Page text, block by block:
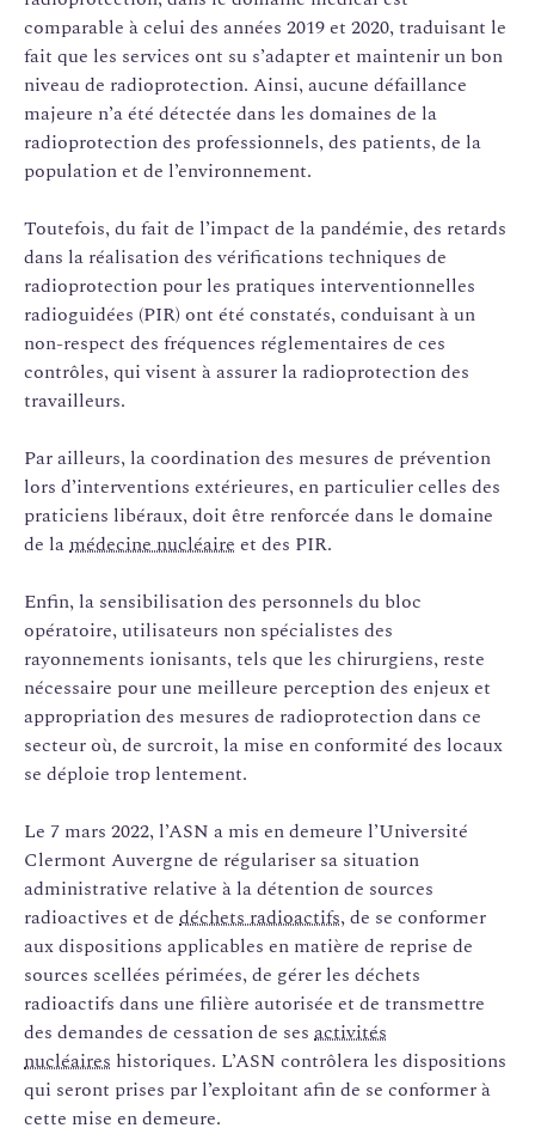
comparable à celui des années 2019 et 2020, traduisant le
fait que les services ont su s’adapter et maintenir un bon
niveau de radioprotection. Ainsi, aucune défaillance
majeure n’a été détectée dans les domaines de la
radioprotection des professionnels, des patients, de la
population et de l’environnement.
Toutefois, du fait de l’impact de la pandémie, des retards
dans la réalisation des vérifications techniques de
radioprotection pour les pratiques interventionnelles
radioguidées (PIR) ont été constatés, conduisant à un
non-respect des fréquences réglementaires de ces
contrôles, qui visent à assurer la radioprotection des
travailleurs.
Par ailleurs, la coordination des mesures de prévention
lors d’interventions extérieures, en particulier celles des
praticiens libéraux, doit être renforcée dans le domaine
de lamédecine nucléaire et des PIR.
Enfin, la sensibilisation des personnels du bloc
opératoire, utilisateurs non spécialistes des
rayonnements ionisants, tels que les chirurgiens, reste
nécessaire pour une meilleure perception des enjeux et
appropriation des mesures de radioprotection dans ce
secteur où, de surcroit, la mise en conformité des locaux
se déploie trop lentement.
Le 7 mars 2022, l’ASN a mis en demeure l’Université
Clermont Auvergne de régulariser sa situation
administrative relative à la détention de sources
radioactives et de déchets radioactifs, de se conformer
aux dispositions applicables en matière de reprise de
sources scellées périmées, de gérer les déchets
radioactifs dans une filière autorisée et de transmettre
des demandes de cessation de ses activités
nucléaires historiques. L’ASN contrôlera les dispositions
qui seront prises par l’exploitant afin de se conformer à
cette mise en demeure.